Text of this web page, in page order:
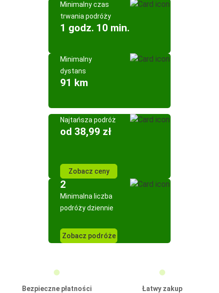
Minimalny czas
trwania podróży
1 godz. 10 min.
Minimalny
dystans
91 km
Najtańsza podróż
od 38,99 zł
Zobacz ceny
2
Minimalna liczba
podróży dziennie
Zobacz podróże
Bezpieczne płatności
Łatwy zakup